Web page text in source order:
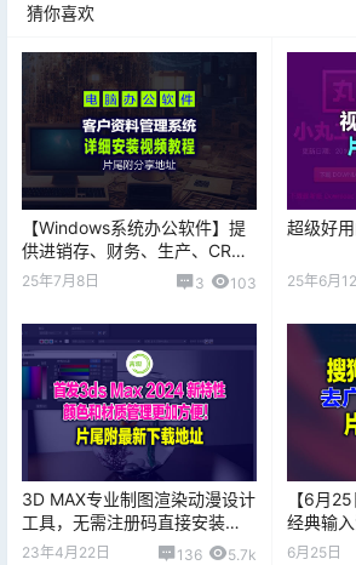
猜你喜欢
【Windows系统办公软件】提
供进销存、财务、生产、CRM
等一体化解决方案V2.0版客户
25年7月8日 3 103
超级好
25年6月
3D MAX专业制图渲染动漫设计
工具，无需注册码直接安装
版，片尾附下载地址
23年4月22日 136 5.7k
【6月
经典输
6月25日